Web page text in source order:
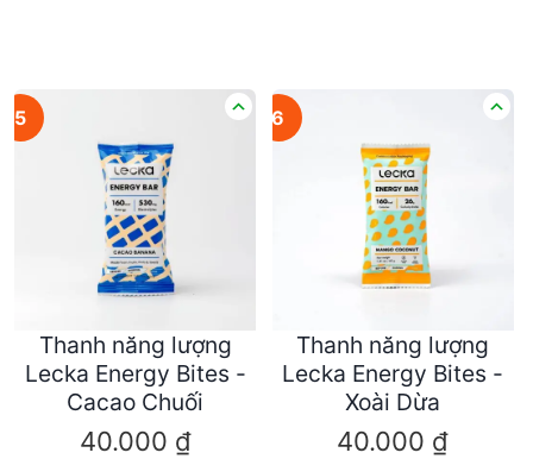
5
Thanh năng lượng
Lecka Energy Bites -
Cacao Chuối
40.000 ₫
6
Thanh năng lượng
Lecka Energy Bites -
Xoài Dừa
40.000 ₫